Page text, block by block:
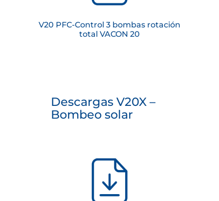
V20 PFC-Control 3 bombas rotación
total VACON 20
Descargas V20X –
Bombeo solar